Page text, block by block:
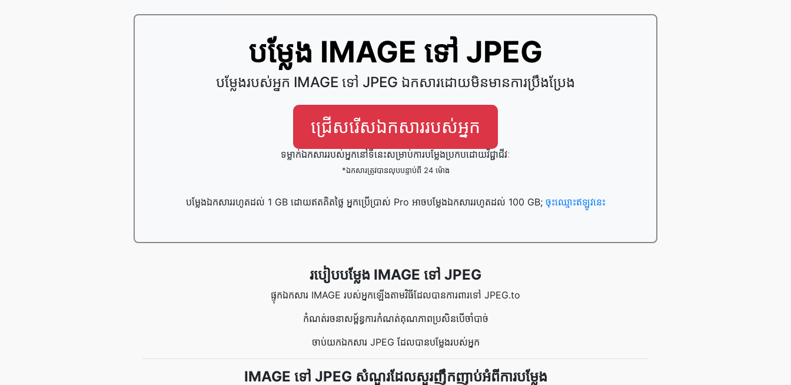
បម្លែង IMAGE ទៅ JPEG
បម្លែងរបស់អ្នក IMAGE ទៅ JPEG ឯកសារដោយមិនមានការប្រឹងប្រែង
ជ្រើសរើសឯកសាររបស់អ្នក
ទម្លាក់ឯកសាររបស់អ្នកនៅទីនេះសម្រាប់ការបម្លែងប្រកបដោយវិជ្ជាជីវៈ
*ឯកសារត្រូវបានលុបបន្ទាប់ពី 24 ម៉ោង
បម្លែងឯកសាររហូតដល់ 1 GB ដោយឥតគិតថ្លៃ អ្នកប្រើប្រាស់ Pro អាចបម្លែងឯកសាររហូតដល់ 100 GB; ចុះឈ្មោះឥឡូវនេះ
របៀប​បម្លែង IMAGE ទៅ JPEG
ផ្ទុក​ឯកសារ IMAGE របស់​អ្នក​ឡើង​តាម​វិធី​ដែល​បាន​ការពារ​ទៅ JPEG.to
កំណត់រចនាសម្ព័ន្ធការកំណត់គុណភាពប្រសិនបើចាំបាច់
ចាប់យក​ឯកសារ JPEG ដែល​បាន​បម្លែង​របស់​អ្នក
IMAGE ទៅ JPEG សំណួរដែលសួរញឹកញាប់អំពីការបម្លែង